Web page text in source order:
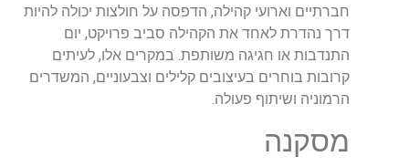
חברתיים וארועי קהילה, הדפסה על חולצות יכולה להיות
דרך נהדרת לאחד את הקהילה סביב פרויקט, יום
התנדבות או חגיגה משותפת. במקרים אלו, לעיתים
קרובות בוחרים בעיצובים קלילים וצבעוניים, המשדרים
הרמוניה ושיתוף פעולה.
מסקנה